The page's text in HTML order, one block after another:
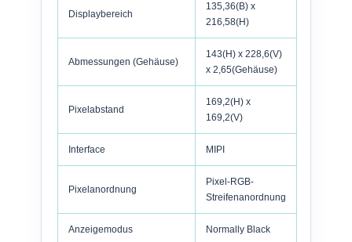
Displaybereich
135,36(B) x
216,58(H)
Abmessungen (Gehäuse)
143(H) x 228,6(V)
x 2,65(Gehäuse)
Pixelabstand
169,2(H) x
169,2(V)
Interface MIPI
Pixelanordnung
Pixel-RGB-
Streifenanordnung
Anzeigemodus Normally Black